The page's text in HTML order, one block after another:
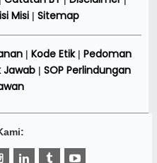
Misi | Sitemap
| Kode Etik| Pedoman
Jawab| SOP Perlindungan